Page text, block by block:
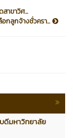
าขาวิศ...
กลูกจ้างชั่วครา...
ดีมหาวิทยาลัย